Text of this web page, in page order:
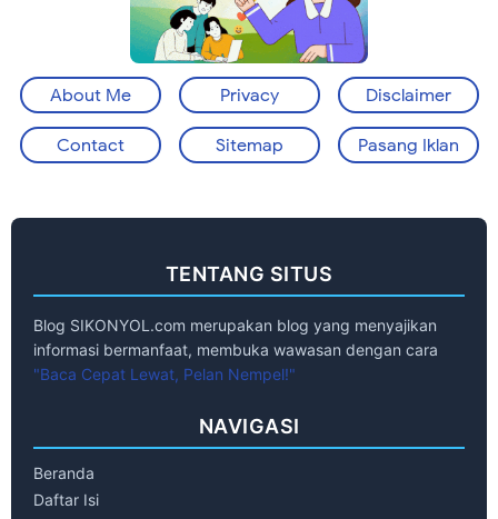
About Me Privacy Disclaimer
Contact Sitemap Pasang Iklan
TENTANG SITUS
Blog SIKONYOL.com merupakan blog yang menyajikan
informasi bermanfaat, membuka wawasan dengan cara
"Baca Cepat Lewat, Pelan Nempel!"
NAVIGASI
Beranda
Daftar Isi